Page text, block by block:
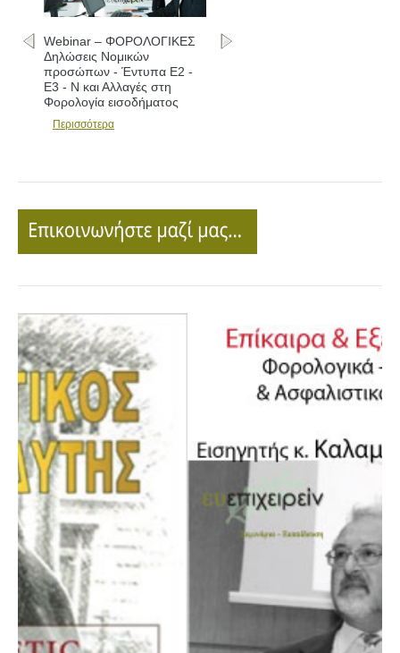
Webinar – ΦΟΡΟΛΟΓΙΚΕΣ
Δηλώσεις Νομικών
προσώπων - Έντυπα Ε2 -
Ε3 - Ν και Αλλαγές στη
Φορολογία εισοδήματος
Περισσότερα